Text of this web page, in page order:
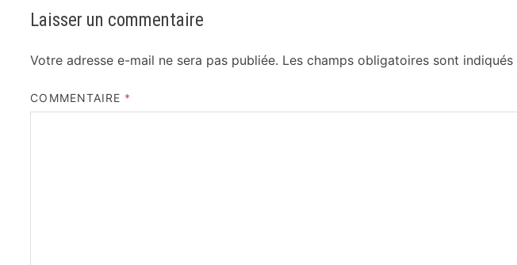
Laisser un commentaire
Votre adresse e-mail ne sera pas publiée. Les champs obligatoires sont indiqués
COMMENTAIRE *